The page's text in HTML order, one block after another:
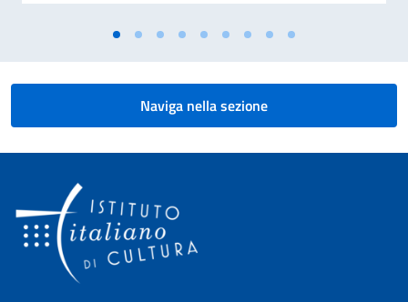
Naviga nella sezione